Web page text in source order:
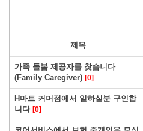
제목
가족 돌봄 제공자를 찾습니다
(Family Caregiver) [0]
H마트 커머점에서 일하실분 구인합
니다 [0]